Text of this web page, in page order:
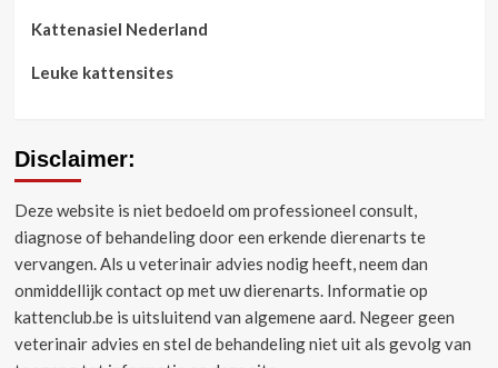
Kattenasiel Nederland
Leuke kattensites
Disclaimer:
Deze website is niet bedoeld om professioneel consult,
diagnose of behandeling door een erkende dierenarts te
vervangen. Als u veterinair advies nodig heeft, neem dan
onmiddellijk contact op met uw dierenarts. Informatie op
kattenclub.be is uitsluitend van algemene aard. Negeer geen
veterinair advies en stel de behandeling niet uit als gevolg van